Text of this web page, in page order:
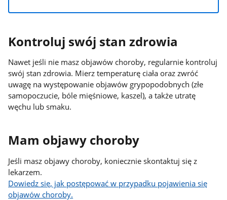
Kontroluj swój stan zdrowia
Nawet jeśli nie masz objawów choroby, regularnie kontroluj
swój stan zdrowia. Mierz temperaturę ciała oraz zwróć
uwagę na występowanie objawów grypopodobnych (złe
samopoczucie, bóle mięśniowe, kaszel), a także utratę
węchu lub smaku.
Mam objawy choroby
Jeśli masz objawy choroby, koniecznie skontaktuj się z
lekarzem.
Dowiedz się, jak postępować w przypadku pojawienia się
objawów choroby.